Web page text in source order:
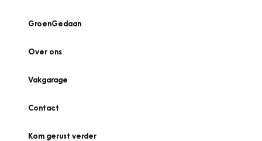
GroenGedaan
Over ons
Vakgarage
Contact
Kom gerust verder